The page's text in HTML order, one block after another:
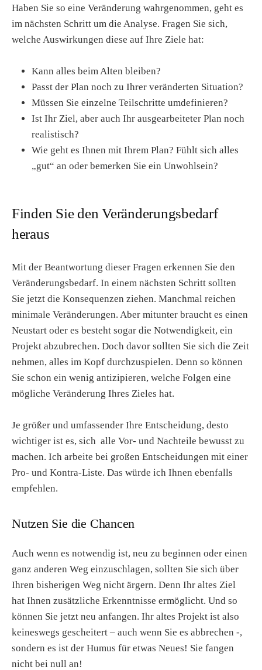
Haben Sie so eine Veränderung wahrgenommen, geht es
im nächsten Schritt um die Analyse. Fragen Sie sich,
welche Auswirkungen diese auf Ihre Ziele hat:
Kann alles beim Alten bleiben?
Passt der Plan noch zu Ihrer veränderten Situation?
Müssen Sie einzelne Teilschritte umdefinieren?
Ist Ihr Ziel, aber auch Ihr ausgearbeiteter Plan noch
realistisch?
Wie geht es Ihnen mit Ihrem Plan? Fühlt sich alles
„gut“ an oder bemerken Sie ein Unwohlsein?
Finden Sie den Veränderungsbedarf
heraus
Mit der Beantwortung dieser Fragen erkennen Sie den
Veränderungsbedarf. In einem nächsten Schritt sollten
Sie jetzt die Konsequenzen ziehen. Manchmal reichen
minimale Veränderungen. Aber mitunter braucht es einen
Neustart oder es besteht sogar die Notwendigkeit, ein
Projekt abzubrechen. Doch davor sollten Sie sich die Zeit
nehmen, alles im Kopf durchzuspielen. Denn so können
Sie schon ein wenig antizipieren, welche Folgen eine
mögliche Veränderung Ihres Zieles hat.
Je größer und umfassender Ihre Entscheidung, desto
wichtiger ist es, sich alle Vor- und Nachteile bewusst zu
machen. Ich arbeite bei großen Entscheidungen mit einer
Pro- und Kontra-Liste. Das würde ich Ihnen ebenfalls
empfehlen.
Nutzen Sie die Chancen
Auch wenn es notwendig ist, neu zu beginnen oder einen
ganz anderen Weg einzuschlagen, sollten Sie sich über
Ihren bisherigen Weg nicht ärgern. Denn Ihr altes Ziel
hat Ihnen zusätzliche Erkenntnisse ermöglicht. Und so
können Sie jetzt neu anfangen. Ihr altes Projekt ist also
keineswegs gescheitert – auch wenn Sie es abbrechen -,
sondern es ist der Humus für etwas Neues! Sie fangen
nicht bei null an!